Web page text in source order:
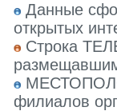
Данные
открытых
Строка
филиалов